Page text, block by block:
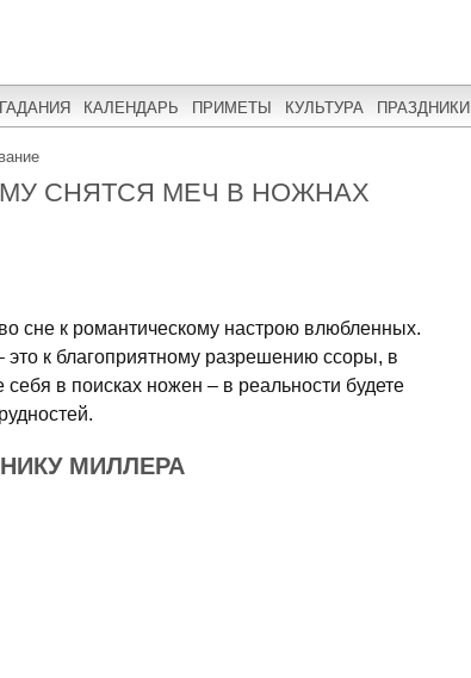
ГАДАНИЯ КАЛЕНДАРЬ ПРИМЕТЫ КУЛЬТУРА ПРАЗДНИКИ
СНЯТСЯ МЕЧ В НОЖНАХ
сне к романтическому настрою влюбленных.
к благоприятному разрешению ссоры, в
в поисках ножен – в реальности будете
МИЛЛЕРА